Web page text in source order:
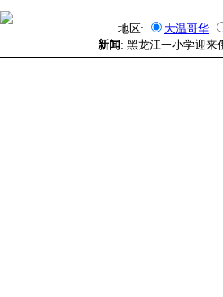
地区:
大温哥华
新闻 : 黑龙江一小学迎来